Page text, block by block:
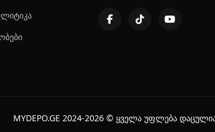
MYDEPO.GE 2024-2026 © ყველა უფლება